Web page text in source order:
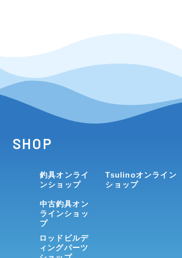
SHOP
釣具オンライ
ンショップ
中古釣具オン
ラインショッ
プ
ロッドビルデ
ィングパーツ
Tsulinoオンライン
ショップ